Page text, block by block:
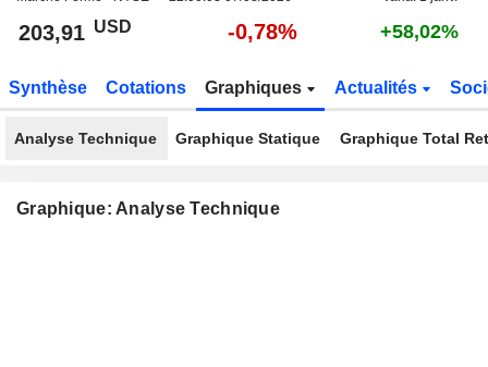
203,91 USD -0,78% +58,02%
Synthèse Cotations Graphiques Actualités
Analyse Technique Graphique Statique Graphique Total
Graphique: Analyse Technique